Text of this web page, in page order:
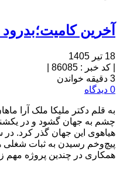
آخرین
18 تیر 1405
کد خبر : 86085
3 دقیقه خواندن
0 دیدگاه
هیاهوی این جهان گذر کرد. در
پیچ‌وخم رسیدن به ثبات شغلی
همکاری در چندین پروژه مهم